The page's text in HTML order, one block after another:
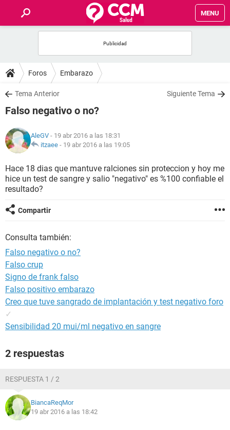
MENU
FOROS
SALUD
NUTRICIÓN
BIENESTAR
Foros Embarazo
Tema Anterior Siguiente Tema
Falso negativo o no?
AleGV - 19 abr 2016 a las 18:31
itzaee - 19 abr 2016 a las 19:05
Hace 18 dias que mantuve ralciones sin proteccion y hoy me
hice un test de sangre y salio "negativo" es %100 confiable el
resultado?
Compartir
Consulta también:
Falso negativo o no?
Falso crup
Signo de frank falso
Falso positivo embarazo
Creo que tuve sangrado de implantación y test negativo foro
✓
Sensibilidad 20 mui/ml negativo en sangre
2 respuestas
RESPUESTA 1 / 2
BiancaReqMor
19 abr 2016 a las 18:42